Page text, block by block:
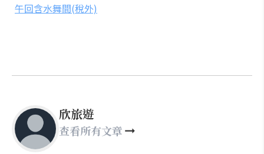
午回含水舞間(稅外)
欣旅遊
查看所有文章